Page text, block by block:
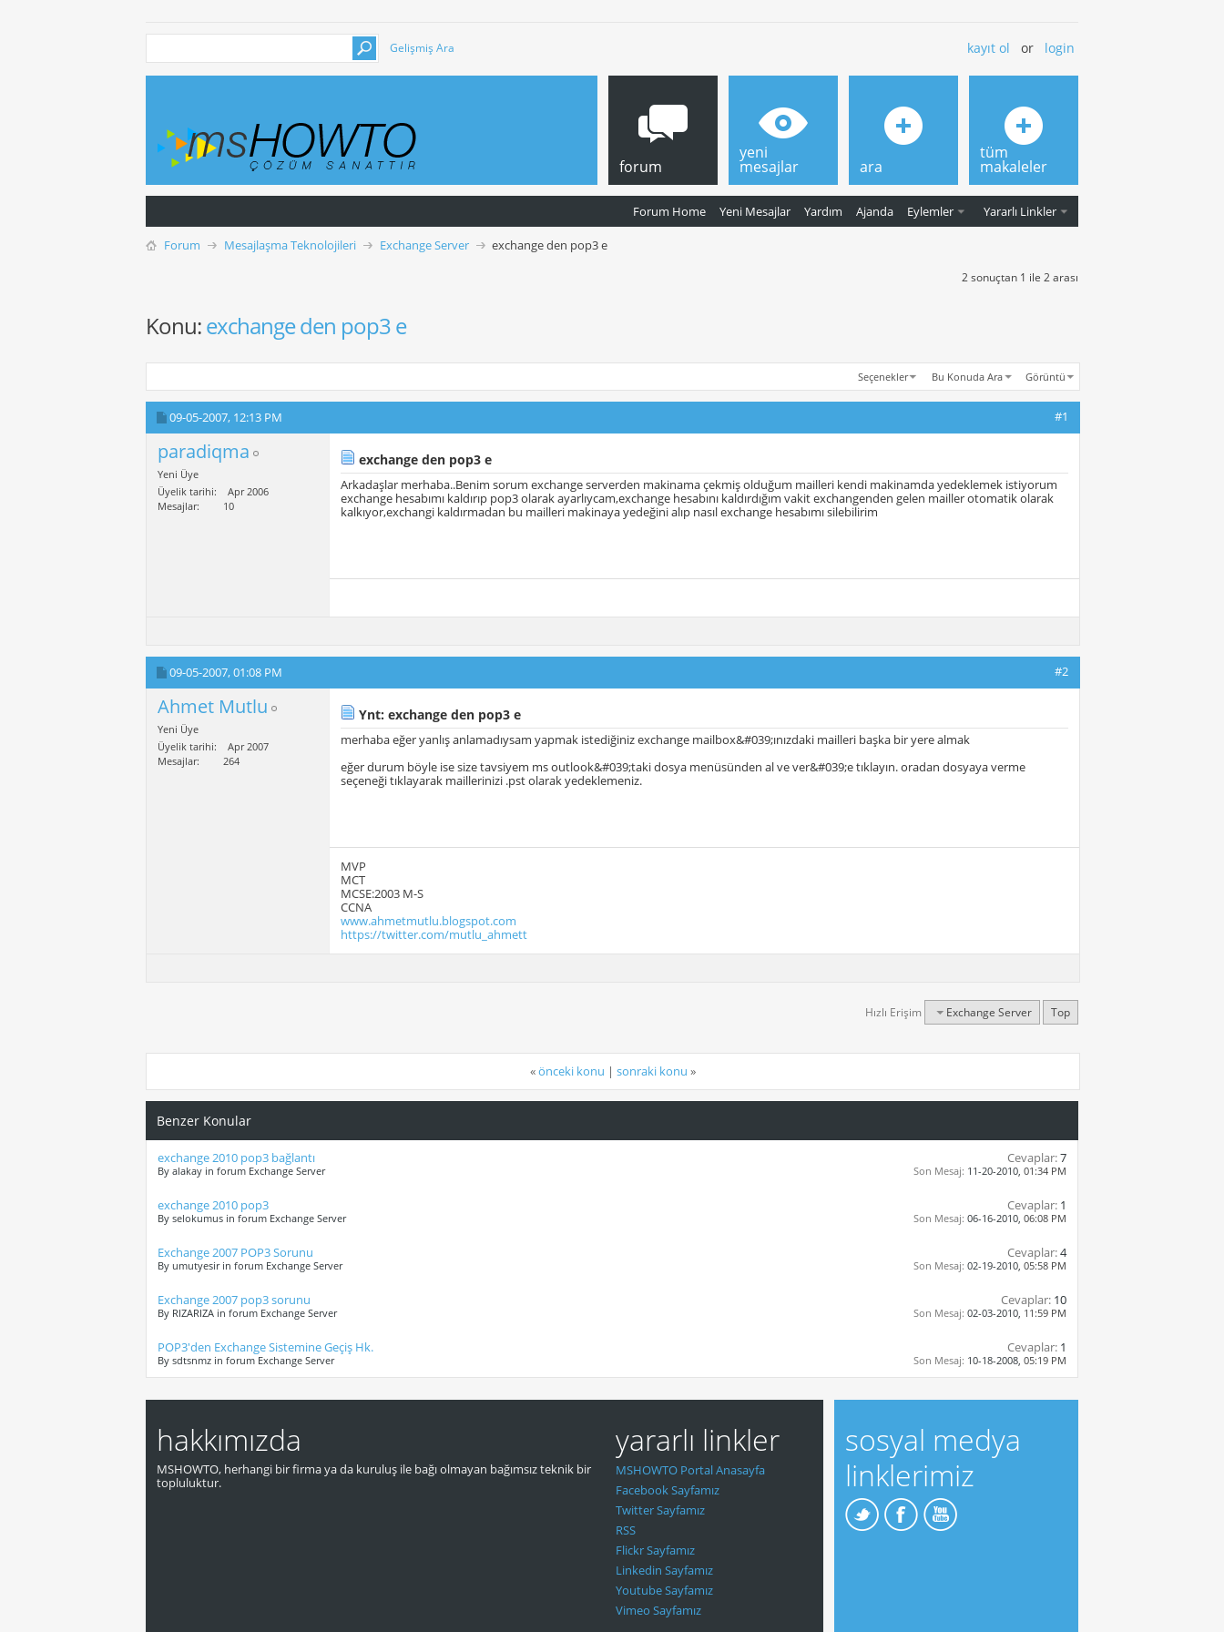
Gelişmiş Ara kayıt ol or login
forum
Forum Home Yeni Mesajlar Yardım Ajanda Eylemler Yararlı Linkler
yeni
mesajlar ara
tüm
makaleler
Forum Mesajlaşma Teknolojileri Exchange Server exchange den pop3 e
2 sonuçtan 1 ile 2 arası
Konu:exchange den pop3 e
Seçenekler Bu Konuda Ara Görüntü
09-05-2007, 12:13 PM #1
paradiqma
Yeni Üye
Üyelik tarihi
Apr 2006
Mesajlar
10
exchange den pop3 e
Arkadaşlar merhaba..Benim sorum exchange serverden makinama çekmiş olduğum mailleri kendi makinamda yedeklemek istiyorum
exchange hesabımı kaldırıp pop3 olarak ayarlıycam,exchange hesabını kaldırdığım vakit exchangenden gelen mailler otomatik olarak
kalkıyor,exchangi kaldırmadan bu mailleri makinaya yedeğini alıp nasıl exchange hesabımı silebilirim
09-05-2007,01:08 PM #2
Ahmet Mutlu
Yeni Üye
Üyelik tarihi
Apr 2007
Mesajlar
264
Ynt: exchange den pop3 e
merhaba eğer yanlış anlamadıysam yapmak istediğiniz exchange mailbox&#039;ınızdaki mailleri başka bir yere almak
eğer durum böyle ise size tavsiyem ms outlook&#039;taki dosya menüsünden al ve ver&#039;e tıklayın. oradan dosyaya verme
seçeneği tıklayarak maillerinizi .pst olarak yedeklemeniz.
MVP
MCT
MCSE:2003 M-S
CCNA
www.ahmetmutlu.blogspot.com
https://twitter.com/mutlu_ahmett
Hızlı Erişim Exchange Server Top
«önceki konu | sonraki konu »
Benzer Konular
exchange 2010 pop3 bağlantı
By alakay in forum Exchange Server
Cevaplar:7
Son Mesaj: 11-20-2010, 01:34 PM
exchange 2010 pop3
By selokumus in forum Exchange Server
Cevaplar: 1
Son Mesaj: 06-16-2010, 06:08 PM
Exchange 2007 POP3 Sorunu
By umutyesir in forum Exchange Server
Cevaplar:4
Son Mesaj: 02-19-2010, 05:58 PM
Exchange 2007 pop3 sorunu
By RIZARIZA in forum Exchange Server
Cevaplar: 10
Son Mesaj: 02-03-2010, 11:59 PM
POP3'den Exchange Sistemine Geçiş Hk.
By sdtsnmz in forum Exchange Server
Cevaplar: 1
Son Mesaj: 10-18-2008, 05:19 PM
hakkımızda
MSHOWTO, herhangi bir firma ya da kuruluş ile bağı olmayan bağımsız teknik bir
topluluktur.
yararlı linkler
MSHOWTO Portal Anasayfa
Facebook Sayfamız
Twitter Sayfamız
RSS
Flickr Sayfamız
Linkedin Sayfamız
Youtube Sayfamız
Vimeo Sayfamız
sosyal medya
linklerimiz